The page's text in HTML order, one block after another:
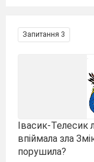
Запитання 3
Івасик-Телесик
впіймала зла
порушила?